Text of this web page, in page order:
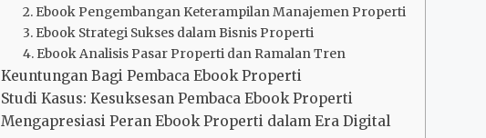
2. Ebook Pengembangan Keterampilan Manajemen Properti
3. Ebook Strategi Sukses dalam Bisnis Properti
4. Ebook Analisis Pasar Properti dan Ramalan Tren
Keuntungan Bagi Pembaca Ebook Properti
Studi Kasus: Kesuksesan Pembaca Ebook Properti
Mengapresiasi Peran Ebook Properti dalam Era Digital